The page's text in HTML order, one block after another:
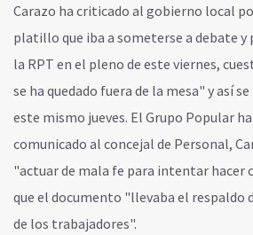
Carazo ha criticado al gobierno local
platillo que iba a someterse a debate
la RPT en el pleno de este viernes,
se ha quedado fuera de la mesa" y así
este mismo jueves. El Grupo Popular
comunicado al concejal de Personal,
"actuar de mala fe para intentar hacer
que el documento "llevaba el respaldo
de los trabajadores".